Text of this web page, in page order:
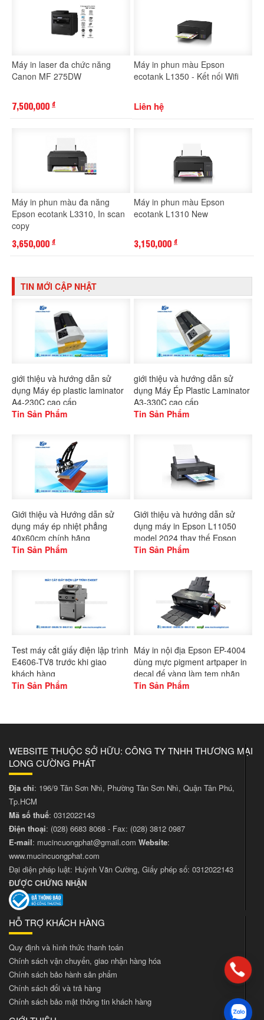
Máy in laser đa chức năng
Canon MF 275DW
7,500,000 đ
Máy in phun màu Epson
ecotank L1350 - Kết nối Wifi
Liên hệ
Máy in phun màu đa năng
Epson ecotank L3310, In scan
copy
3,650,000 đ
Máy in phun màu Epson
ecotank L1310 New
3,150,000 đ
TIN MỚI CẬP NHẬT
giới thiệu và hướng dẫn sử
dụng Máy ép plastic laminator
A4-230C cao cấp
Tin Sản Phẩm
giới thiệu và hướng dẫn sử
dụng Máy Ép Plastic Laminator
A3-330C cao cấp
Tin Sản Phẩm
Giới thiệu và Hướng dẫn sử
dụng máy ép nhiệt phẳng
40x60cm chính hãng
Gaoshang
Tin Sản Phẩm
Giới thiệu và hướng dẫn sử
dụng máy in Epson L11050
model 2024 thay thế Epson
L1300
Tin Sản Phẩm
Test máy cắt giấy điện lập trình
E4606-TV8 trước khi giao
khách hàng
Tin Sản Phẩm
Máy in nội địa Epson EP-4004
dùng mực pigment artpaper in
decal đế vàng làm tem nhãn
Tin Sản Phẩm
WEBSITE THUỘC SỞ HỮU: CÔNG TY TNHH THƯƠNG MẠI
LONG CƯỜNG PHÁT
Địa chỉ: 196/9 Tân Sơn Nhì, Phường Tân Sơn Nhì, Quận Tân Phú,
Tp.HCM
Mã số thuế: 0312022143
Điện thoại: (028) 6683 8068 - Fax: (028) 3812 0987
E-mail: mucincuongphat@gmail.com Website:
www.mucincuongphat.com
Đại diện pháp luật: Huỳnh Văn Cường, Giấy phép số: 0312022143
ĐƯỢC CHỨNG NHẬN
HỖ TRỢ KHÁCH HÀNG
Quy định và hình thức thanh toán
Chính sách vận chuyển, giao nhận hàng hóa
Chính sách bảo hành sản phẩm
Chính sách đổi và trả hàng
Chính sách bảo mật thông tin khách hàng